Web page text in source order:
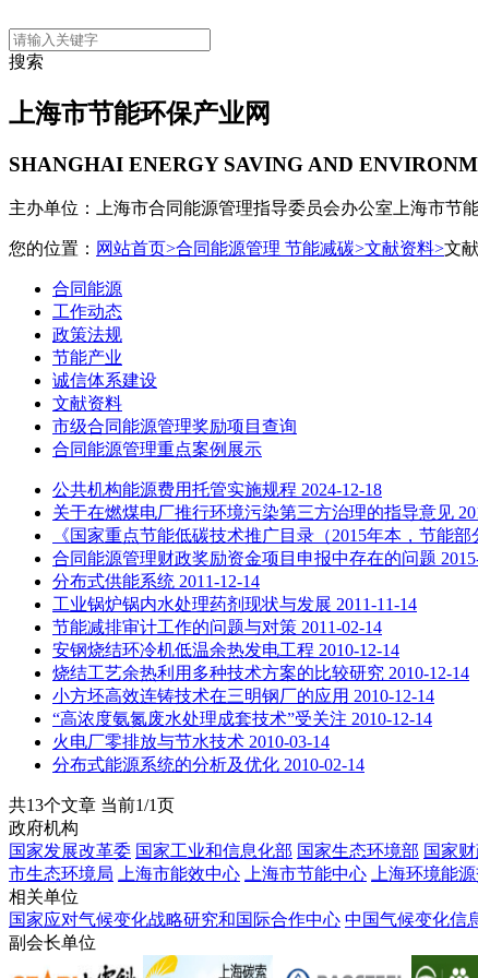
搜索
上海市节能环保产业网
SHANGHAI ENERGY SAVING AND
主办单位：上海市合同能源管理指导委员会办公室 上海市节
您的位置： 网站首页>合同能源管理 节能减碳>文献资料>文
合同能源
工作动态
政策法规
节能产业
诚信体系建设
文献资料
市级合同能源管理奖励项目查询
合同能源管理重点案例展示
公共机构能源费用托管实施规程 2024-12-18
关于在燃煤电厂推行环境污染第三方治理的指导意见
《国家重点节能低碳技术推广目录（2015年本，节能部
合同能源管理财政奖励资金项目申报中存在的问题
分布式供能系统 2011-12-14
工业锅炉锅内水处理药剂现状与发展 2011-11-14
节能减排审计工作的问题与对策 2011-02-14
安钢烧结环冷机低温余热发电工程 2010-12-14
烧结工艺余热利用多种技术方案的比较研究 2010-12-14
小方坯高效连铸技术在三明钢厂的应用 2010-12-14
“高浓度氨氮废水处理成套技术”受关注 2010-12-14
火电厂零排放与节水技术 2010-03-14
分布式能源系统的分析及优化 2010-02-14
共13个文章 当前1/1页
政府机构
国家发展改革委 国家工业和信息化部 国家生态环境部 国家
市生态环境局
上海市能效中心 上海市节能中心 上海环境能
相关单位
国家应对气候变化战略研究和国际合作中心 中国气候变化信
副会长单位